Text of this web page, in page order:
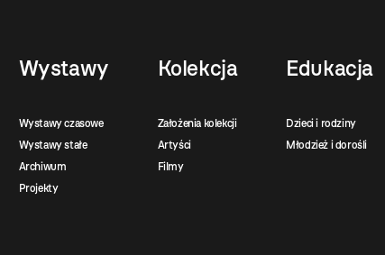
Wystawy
Wystawy czasowe
Wystawy stałe
Archiwum
Projekty
Kolekcja
Założenia kolekcji
Artyści
Filmy
Edukacja
Dzieci i rodziny
Młodzież i dorośli